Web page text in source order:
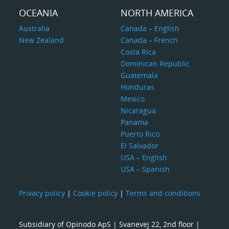
OCEANIA
Australia
New Zealand
NORTH AMERICA
Canada – English
Canada – French
Costa Rica
Dominican Republic
Guatemala
Honduras
Mexico
Nicaragua
Panama
Puerto Rico
El Salvador
USA – English
USA – Spanish
Privacy policy | Cookie policy |Terms and conditions
Subsidiary of Opinodo ApS | Svanevej 22, 2nd floor |